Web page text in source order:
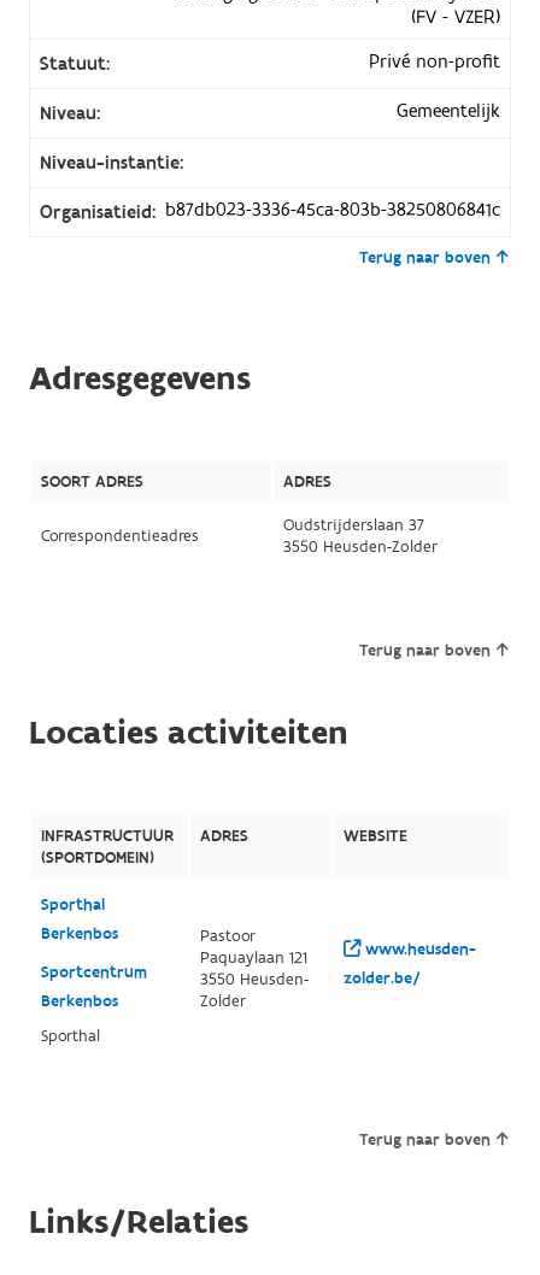
(FV - VZER)
Statuut:
Privé non-profit
Niveau: Gemeentelijk
Niveau-instantie:
Organisatieid: b87db023-3336-45ca-803b-38250806841c
Terug naar boven
Adresgegevens
SOORT ADRES ADRES
Correspondentieadres
Oudstrijderslaan 37
3550 Heusden-Zolder
Terug naar boven
Locaties activiteiten
INFRASTRUCTUUR
(SPORTDOMEIN)
ADRES WEBSITE
Sporthal
Berkenbos
Sportcentrum
Berkenbos
Sporthal
Pastoor
Paquaylaan 121
3550 Heusden-
Zolder
www.heusden-
zolder.be/
Terug naar boven
Links/Relaties